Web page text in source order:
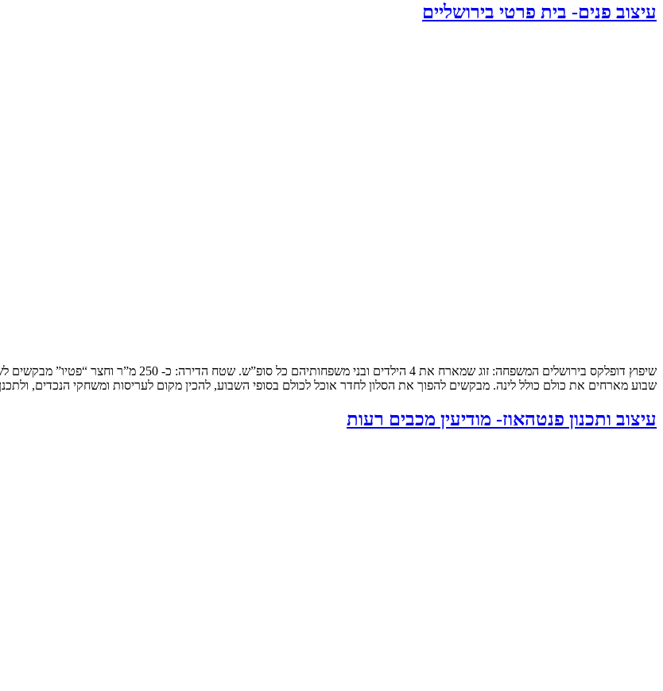
עיצוב פנים- בית פרטי בירושליים
שיפוץ דופלקס בירושלים המשפחה: זוג שמארח את 4
שבוע מארחים את כולם כולל לינה. מבקשים להפוך את הסלון לחדר אוכל לכולם בסופי השבוע, להכין מקום לעריסות ומשחקי הנכדים,
עיצוב ותכנון פנטהאוז- מודיעין מכבים רעות